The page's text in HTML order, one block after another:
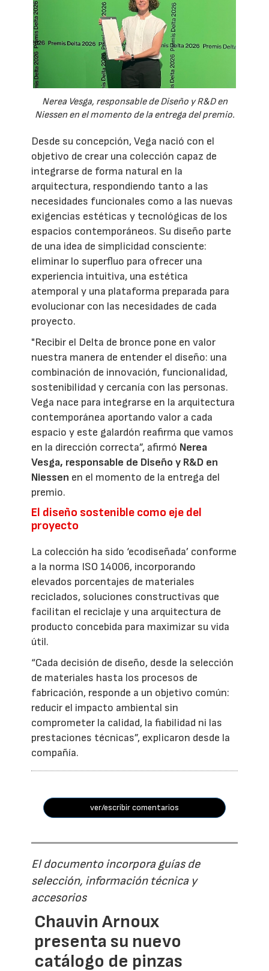
Nerea Vesga, responsable de Diseño y R&D en
Niessen en el momento de la entrega del premio.
Desde su concepción, Vega nació con el
objetivo de crear una colección capaz de
integrarse de forma natural en la
arquitectura, respondiendo tanto a las
necesidades funcionales como a las nuevas
exigencias estéticas y tecnológicas de los
espacios contemporáneos. Su diseño parte
de una idea de simplicidad consciente:
eliminar lo superfluo para ofrecer una
experiencia intuitiva, una estética
atemporal y una plataforma preparada para
evolucionar con las necesidades de cada
proyecto.
"Recibir el Delta de bronce pone en valor
nuestra manera de entender el diseño: una
combinación de innovación, funcionalidad,
sostenibilidad y cercanía con las personas.
Vega nace para integrarse en la arquitectura
contemporánea aportando valor a cada
espacio y este galardón reafirma que vamos
en la dirección correcta”, afirmó Nerea
Vesga, responsable de Diseño y R&D en
Niessen en el momento de la entrega del
premio.
El diseño sostenible como eje del
proyecto
La colección ha sido ‘ecodiseñada’ conforme
a la norma ISO 14006, incorporando
elevados porcentajes de materiales
reciclados, soluciones constructivas que
facilitan el reciclaje y una arquitectura de
producto concebida para maximizar su vida
útil.
“Cada decisión de diseño, desde la selección
de materiales hasta los procesos de
fabricación, responde a un objetivo común:
reducir el impacto ambiental sin
comprometer la calidad, la fiabilidad ni las
prestaciones técnicas”, explicaron desde la
compañía.
ver/escribir comentarios
El documento incorpora guías de
selección, información técnica y
accesorios
Chauvin Arnoux
presenta su nuevo
catálogo de pinzas